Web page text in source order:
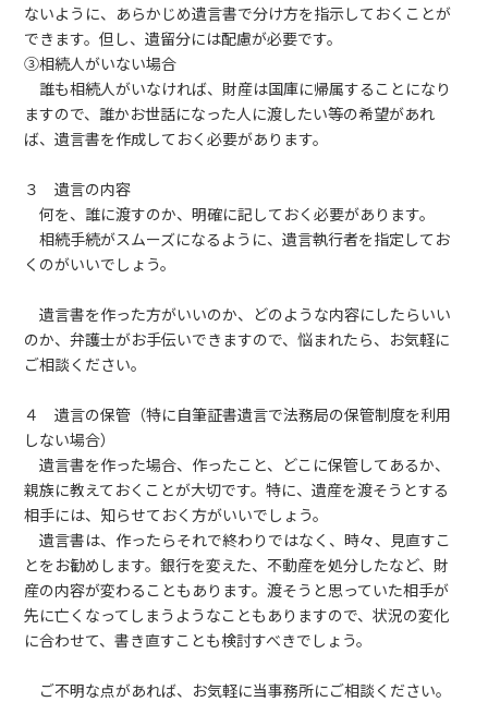
ないように、あらかじめ遺言書で分け方を指示しておくことが
できます。但し、遺留分には配慮が必要です。
③相続人がいない場合
誰も相続人がいなければ、財産は国庫に帰属することになり
ますので、誰かお世話になった人に渡したい等の希望があれ
ば、遺言書を作成しておく必要があります。
３ 遺言の内容
何を、誰に渡すのか、明確に記しておく必要があります。
相続手続がスムーズになるように、遺言執行者を指定してお
くのがいいでしょう。
遺言書を作った方がいいのか、どのような内容にしたらいい
のか、弁護士がお手伝いできますので、悩まれたら、お気軽に
ご相談ください。
４ 遺言の保管（特に自筆証書遺言で法務局の保管制度を利用
しない場合）
遺言書を作った場合、作ったこと、どこに保管してあるか、
親族に教えておくことが大切です。特に、遺産を渡そうとする
相手には、知らせておく方がいいでしょう。
遺言書は、作ったらそれで終わりではなく、時々、見直すこ
とをお勧めします。銀行を変えた、不動産を処分したなど、財
産の内容が変わることもあります。渡そうと思っていた相手が
先に亡くなってしまうようなこともありますので、状況の変化
に合わせて、書き直すことも検討すべきでしょう。
ご不明な点があれば、お気軽に当事務所にご相談ください。